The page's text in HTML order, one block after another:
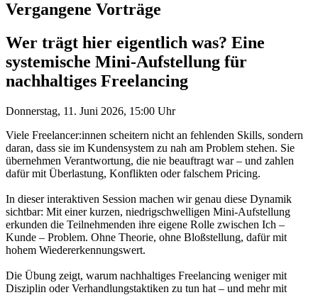
Vergangene Vorträge
Wer trägt hier eigentlich was? Eine
systemische Mini-Aufstellung für
nachhaltiges Freelancing
Donnerstag, 11. Juni 2026, 15:00 Uhr
Viele Freelancer:innen scheitern nicht an fehlenden Skills, sondern
daran, dass sie im Kundensystem zu nah am Problem stehen. Sie
übernehmen Verantwortung, die nie beauftragt war – und zahlen
dafür mit Überlastung, Konflikten oder falschem Pricing.
In dieser interaktiven Session machen wir genau diese Dynamik
sichtbar: Mit einer kurzen, niedrigschwelligen Mini-Aufstellung
erkunden die Teilnehmenden ihre eigene Rolle zwischen Ich –
Kunde – Problem. Ohne Theorie, ohne Bloßstellung, dafür mit
hohem Wiedererkennungswert.
Die Übung zeigt, warum nachhaltiges Freelancing weniger mit
Disziplin oder Verhandlungstaktiken zu tun hat – und mehr mit